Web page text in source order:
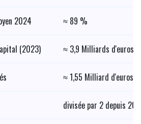
2024 ≈ 89 %
(2023) ≈ 3,9 Milliards d'euros
≈ 1,55 Milliard d'euros
divisée par 2 depuis